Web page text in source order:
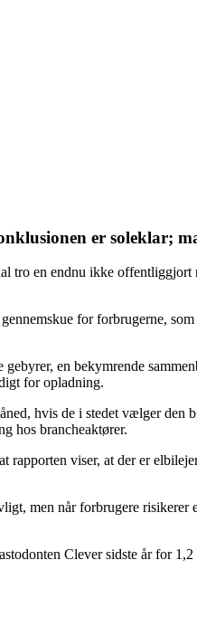
er soleklar;
tro en endnu ikke
for forbrugerne,
en bekymrende
for opladning.
hvis de i stedet vælger den
hos brancheaktører.
viser, at der er
men når forbrugere
Clever sidste år for